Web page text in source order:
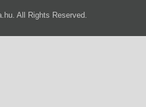
All Rights Reserved.